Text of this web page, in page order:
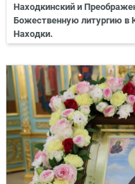
Находкинский и
Божественную литургию в
Находки.